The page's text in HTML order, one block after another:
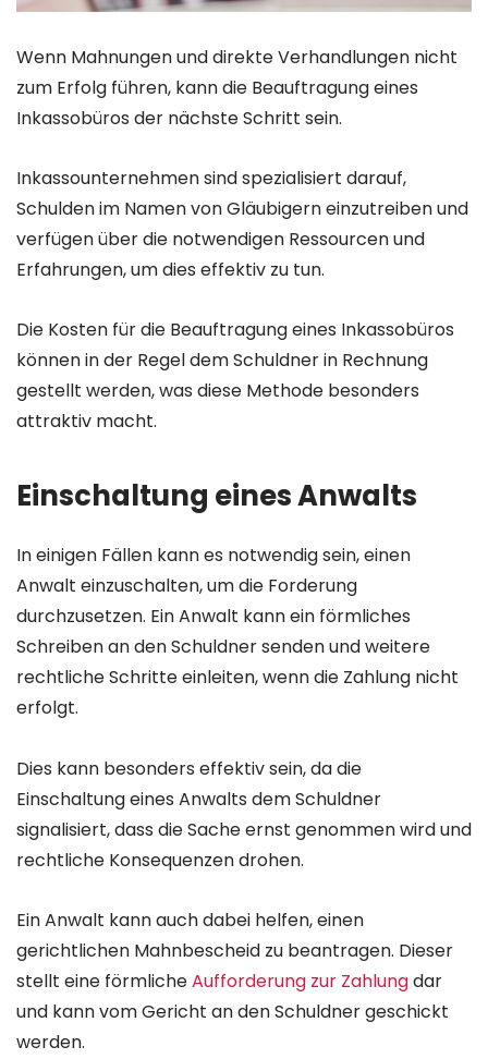
Wenn Mahnungen und direkte Verhandlungen nicht
zum Erfolg führen, kann die Beauftragung eines
Inkassobüros der nächste Schritt sein.
Inkassounternehmen sind spezialisiert darauf,
Schulden im Namen von Gläubigern einzutreiben und
verfügen über die notwendigen Ressourcen und
Erfahrungen, um dies effektiv zu tun.
Die Kosten für die Beauftragung eines Inkassobüros
können in der Regel dem Schuldner in Rechnung
gestellt werden, was diese Methode besonders
attraktiv macht.
Einschaltung eines Anwalts
In einigen Fällen kann es notwendig sein, einen
Anwalt einzuschalten, um die Forderung
durchzusetzen. Ein Anwalt kann ein förmliches
Schreiben an den Schuldner senden und weitere
rechtliche Schritte einleiten, wenn die Zahlung nicht
erfolgt.
Dies kann besonders effektiv sein, da die
Einschaltung eines Anwalts dem Schuldner
signalisiert, dass die Sache ernst genommen wird und
rechtliche Konsequenzen drohen.
Ein Anwalt kann auch dabei helfen, einen
gerichtlichen Mahnbescheid zu beantragen. Dieser
stellt eine förmlicheAufforderung zur Zahlungdar
und kann vom Gericht an den Schuldner geschickt
werden.